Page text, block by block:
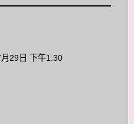
29日 下午1:30